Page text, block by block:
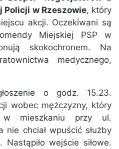
Policji w Rzeszowie, który
akcji. Oczekiwani są
Miejskiej PSP w
skokochronem. Na
medycznego,
o godz. 15.23.
wobec mężczyzny, który
w mieszkaniu przy ul.
nie chciał wpuścić służby
wejście siłowe.